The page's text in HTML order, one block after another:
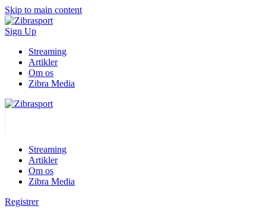
Skip to main content
Sign Up
Streaming
Artikler
Om os
Zibra Media
Streaming
Artikler
Om os
Zibra Media
Registrer